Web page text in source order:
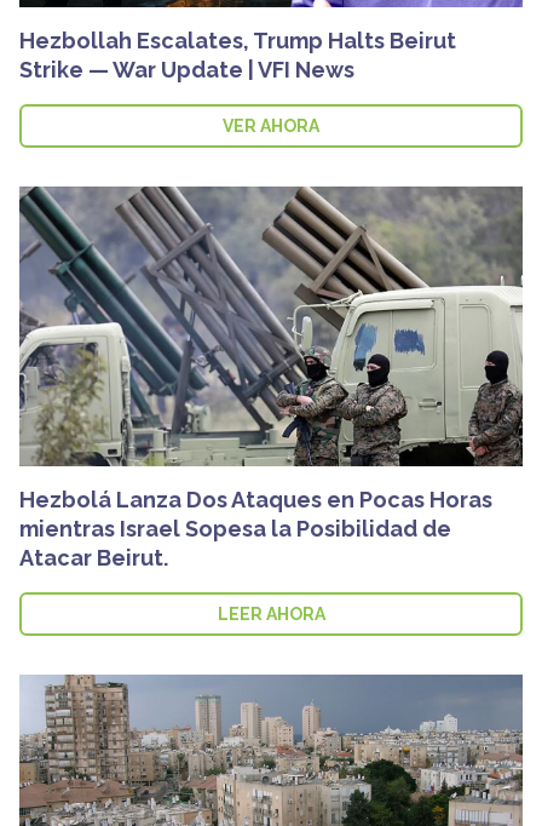
Hezbollah Escalates, Trump Halts Beirut
Strike — War Update | VFI News
VER AHORA
Hezbolá Lanza Dos Ataques en Pocas Horas
mientras Israel Sopesa la Posibilidad de
Atacar Beirut.
LEER AHORA